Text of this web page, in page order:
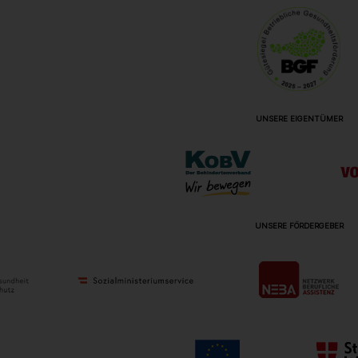
UNSERE EIGENTÜMER
UNSERE FÖRDERGEBER